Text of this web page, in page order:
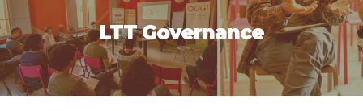
LTT Governance